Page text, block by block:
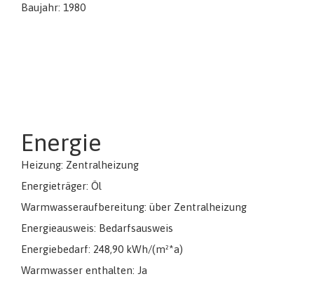
Baujahr: 1980
Energie
Heizung: Zentralheizung
Energieträger: Öl
Warmwasseraufbereitung: über Zentralheizung
Energieausweis: Bedarfsausweis
Energiebedarf: 248,90 kWh/(m²*a)
Warmwasser enthalten: Ja